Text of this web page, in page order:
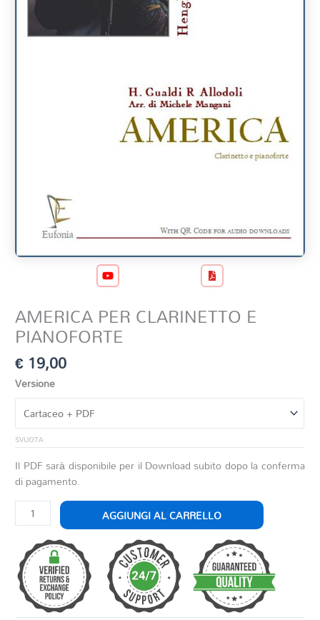
AMERICA PER CLARINETTO E
PIANOFORTE
€ 19,00
Versione
SVUOTA
Il PDF sarà disponibile per il Download subito dopo la conferma
di pagamento.
AMERICA
PER
CLARINETTO
PIANOFORTE
quantità
AGGIUNGI AL CARRELLO